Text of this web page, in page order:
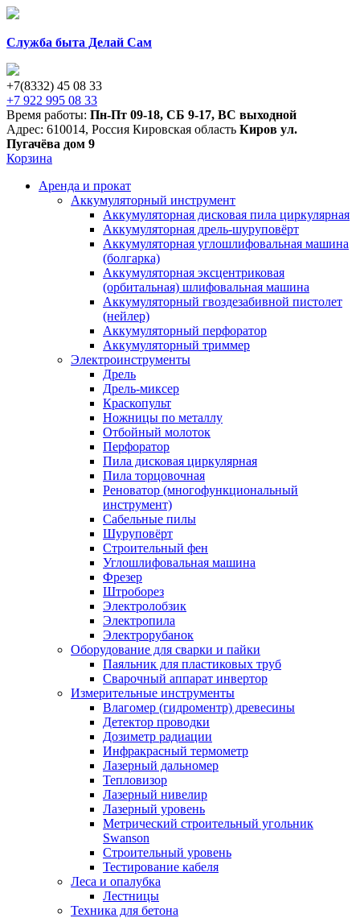
Служба быта Делай Сам
+7(8332) 45 08 33
+7 922 995 08 33
Время работы: Пн-Пт 09-18, СБ 9-17, ВС выходной
Адрес: 610014, Россия Кировская область Киров ул.
Пугачёва дом 9
Корзина
Аренда и прокат
Аккумуляторный инструмент
Аккумуляторная дисковая пила циркулярная
Аккумуляторная дрель-шуруповёрт
Аккумуляторная углошлифовальная машина
(болгарка)
Аккумуляторная эксцентриковая
(орбитальная) шлифовальная машина
Аккумуляторный гвоздезабивной пистолет
(нейлер)
Аккумуляторный перфоратор
Аккумуляторный триммер
Электроинструменты
Дрель
Дрель-миксер
Краскопульт
Ножницы по металлу
Отбойный молоток
Перфоратор
Пила дисковая циркулярная
Пила торцовочная
Реноватор (многофункциональный
инструмент)
Сабельные пилы
Шуруповёрт
Строительный фен
Углошлифовальная машина
Фрезер
Штроборез
Электролобзик
Электропила
Электрорубанок
Оборудование для сварки и пайки
Паяльник для пластиковых труб
Сварочный аппарат инвертор
Измерительные инструменты
Влагомер (гидроментр) древесины
Детектор проводки
Дозиметр радиации
Инфракрасный термометр
Лазерный дальномер
Тепловизор
Лазерный нивелир
Лазерный уровень
Метрический строительный угольник
Swanson
Строительный уровень
Тестирование кабеля
Леса и опалубка
Лестницы
Техника для бетона